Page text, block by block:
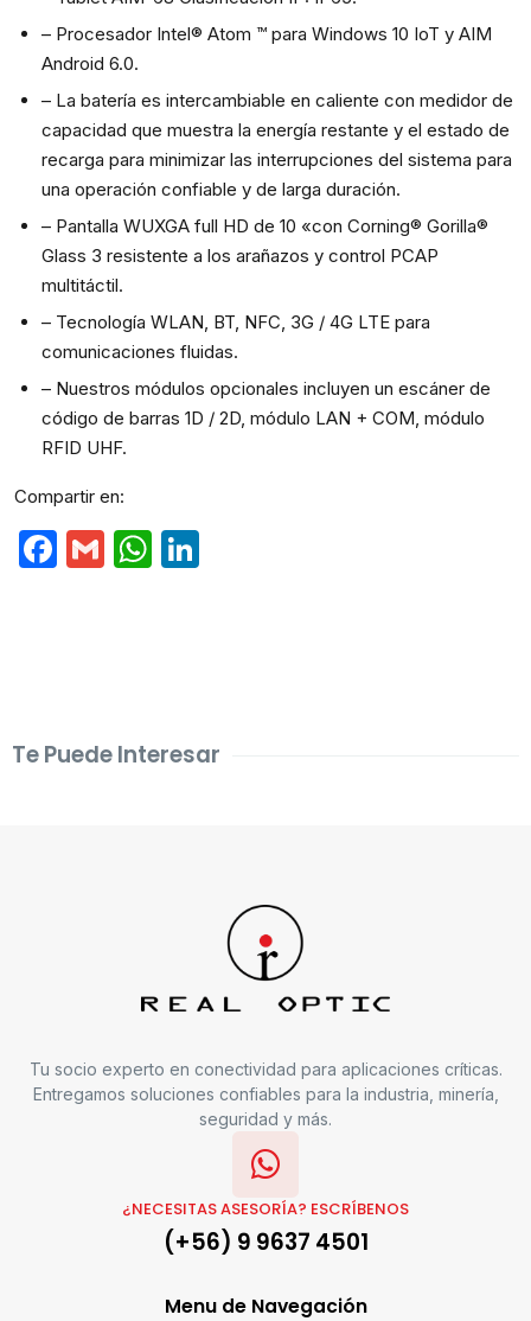
– Procesador Intel® Atom ™ para Windows 10 IoT y AIM
Android 6.0.
– La batería es intercambiable en caliente con medidor de
capacidad que muestra la energía restante y el estado de
recarga para minimizar las interrupciones del sistema para
una operación confiable y de larga duración.
– Pantalla WUXGA full HD de 10 «con Corning® Gorilla®
Glass 3 resistente a los arañazos y control PCAP
multitáctil.
– Tecnología WLAN, BT, NFC, 3G / 4G LTE para
comunicaciones fluidas.
– Nuestros módulos opcionales incluyen un escáner de
código de barras 1D / 2D, módulo LAN + COM, módulo
RFID UHF.
Compartir en:
Facebook
GmailWhatsApp
Te Puede Interesar
Tu socio experto en conectividad para aplicaciones críticas.
Entregamos soluciones confiables para la industria, minería,
seguridad y más.
¿NECESITAS ASESORÍA? ESCRÍBENOS
(+56) 9 9637 4501
Menu de Navegación